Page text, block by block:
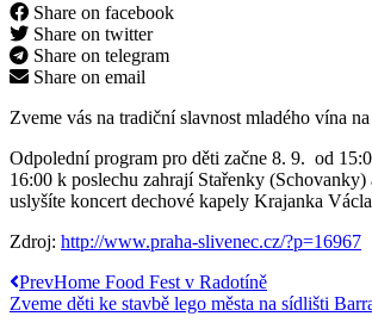
Share on facebook
Share on twitter
Share on telegram
Share on email
Zveme vás na tradiční slavnost mladého vína
Odpolední program pro děti začne 8. 9. od
16:00 k poslechu zahrají Stařenky
uslyšíte koncert dechové kapely Krajanka
Zdroj: http://www.praha-slivenec.cz/?p=16967
PrevHome Food Fest v Radotíně
Zveme děti ke stavbě lego města na sídlišti